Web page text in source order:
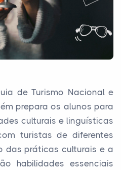
de Turismo Nacional e
prepara os alunos para
culturais e linguísticas
turistas de diferentes
das práticas culturais e a
habilidades essenciais